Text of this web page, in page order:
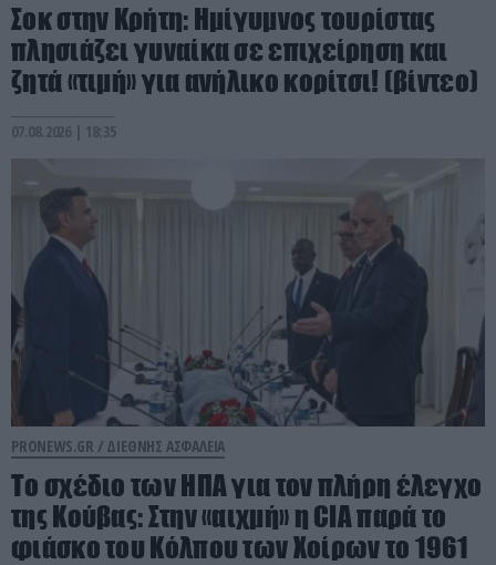
Σοκ στην Κρήτη: Ημίγυμνος τουρίστας
πλησιάζει γυναίκα σε επιχείρηση και
ζητά «τιμή» για ανήλικο κορίτσι! (βίντεο)
07.08.2026 | 18:35
PRONEWS.GR / ΔΙΕΘΝΗΣ ΑΣΦΑΛΕΙΑ
To σχέδιο των ΗΠΑ για τον πλήρη έλεγχο
της Κούβας: Στην «αιχμή» η CIA παρά το
φιάσκο του Κόλπου των Χοίρων το 1961